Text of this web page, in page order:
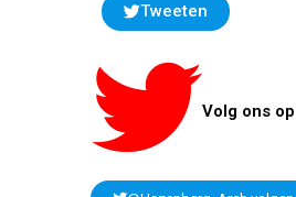
Tweeten
Volg ons